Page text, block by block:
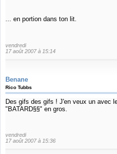
... en portion dans ton lit.
vendredi
17 août 2007 à 15:14
Benane
Rico Tubbs
Des gifs des gifs ! J'en veux un avec
"BATARD§§" en gros.
vendredi
17 août 2007 à 15:36